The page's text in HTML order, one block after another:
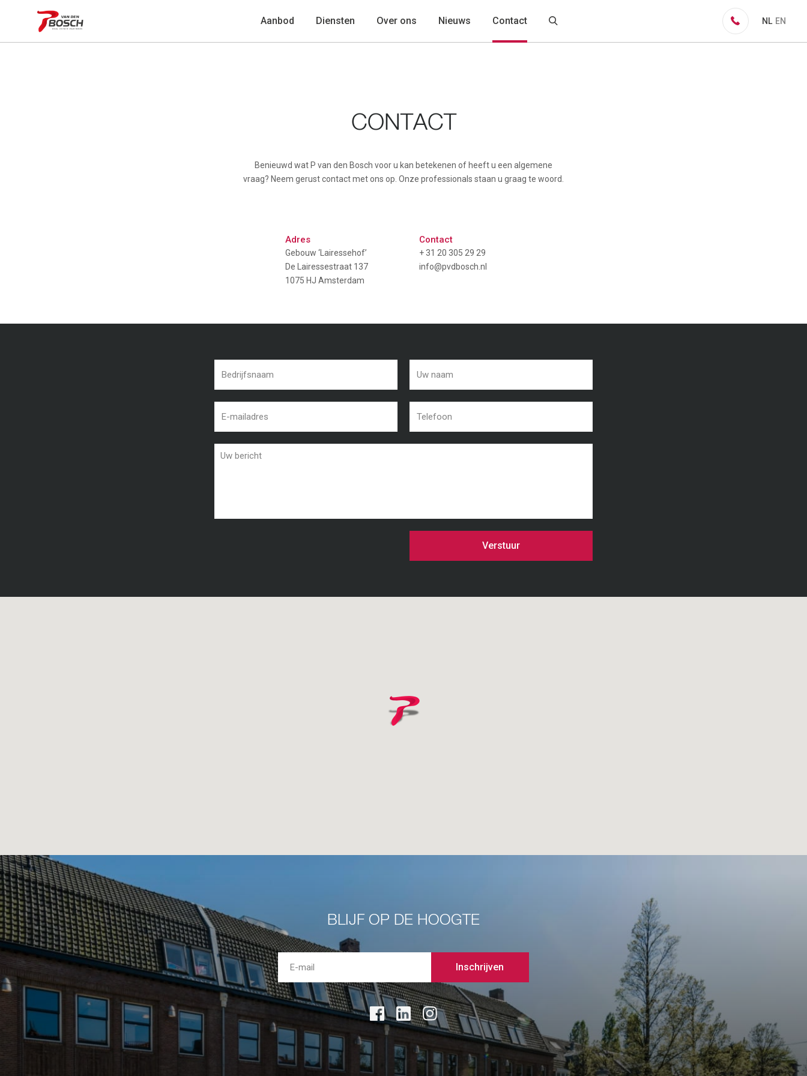
Aanbod Diensten Over ons Nieuws Contact NL EN
CONTACT
Benieuwd wat P van den Bosch voor u kan betekenen of heeft u een algemene
vraag? Neem gerust contact met ons op. Onze professionals staan u graag te woord.
Adres
Gebouw ‘Lairessehof’
De Lairessestraat 137
1075 HJ Amsterdam
Contact
+ 31 20 305 29 29
info@pvdbosch.nl
Verstuur
BLIJF OP DE HOOGTE
Inschrijven